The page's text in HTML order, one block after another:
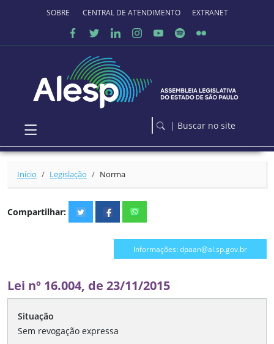
Ir para o conteúdo principal
SOBRE O PORTALCENTRAL DE ATENDIMENTO EXTRANET
| Buscar no site
Início Legislação Norma
Compartilhar:
Informações: dpaan@al.sp.gov.br
Lei nº 16.004, de 23/11/2015
Situação
Sem revogação expressa